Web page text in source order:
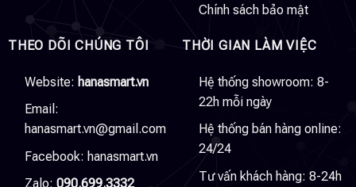
Chính sách bảo mật
THEO DÕI CHÚNG TÔI
Website: hanasmart.vn
Email:
hanasmart.vn@gmail.com
Facebook: hanasmart.vn
Zalo: 090.699.3332
THỜI GIAN LÀM VIỆC
Hệ thống showroom: 8-
22h mỗi ngày
Hệ thống bán hàng online:
24/24
Tư vấn khách hàng: 8-24h